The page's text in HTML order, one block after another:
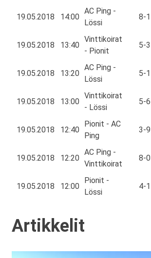
19.05.2018 14:00
AC Ping -
Lössi
8-1
19.05.2018 13:40
Vinttikoirat
- Pionit
5-3
19.05.2018 13:20
AC Ping -
Lössi
5-1
19.05.2018 13:00
Vinttikoirat
- Lössi
5-6
19.05.2018 12:40
Pionit - AC
Ping
3-9
19.05.2018 12:20
AC Ping -
Vinttikoirat
8-0
19.05.2018 12:00
Pionit -
Lössi
4-1
Artikkelit